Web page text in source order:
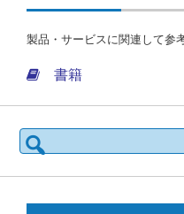
製品・サービスに関連して参
書籍
検
索: